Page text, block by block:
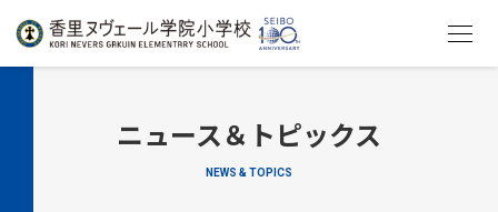
ニュース＆トピックス
NEWS & TOPICS